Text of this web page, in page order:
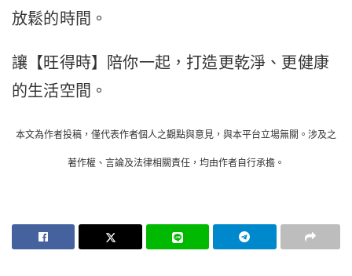
放鬆的時間。
讓【旺得時】陪你一起，打造更乾淨、更健康
的生活空間。
本文為作者投稿，僅代表作者個人之觀點與意見，與本平台立場無關。涉及之
著作權、言論及法律相關責任，均由作者自行承擔。